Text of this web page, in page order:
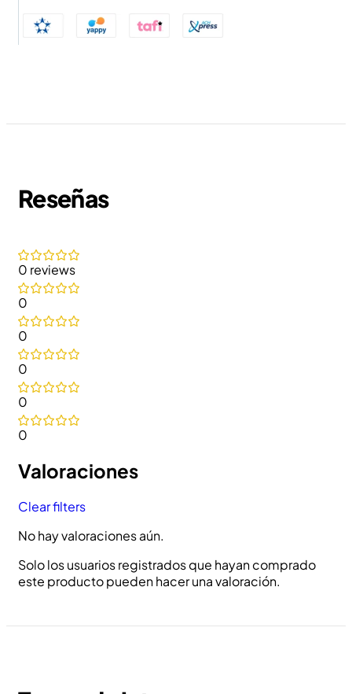
Reseñas
0 reviews
0
0
0
0
0
Valoraciones
Clear filters
No hay valoraciones aún.
Solo los usuarios registrados que hayan comprado
este producto pueden hacer una valoración.